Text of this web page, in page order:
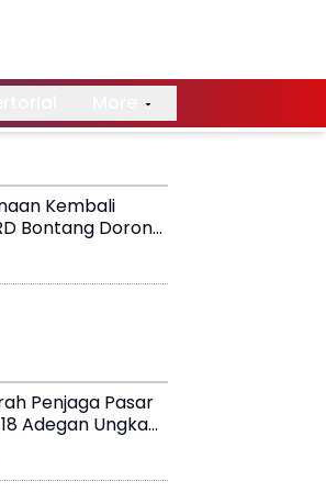
Kembali
Bontang Dorong
Penjaga Pasar
Adegan Ungkap